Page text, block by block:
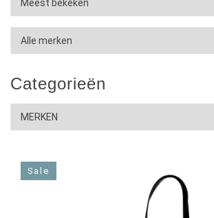
Categorieën
Sale